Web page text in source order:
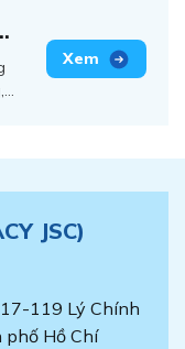
Xem
JSC)
119 Lý Chính
phố Hồ Chí